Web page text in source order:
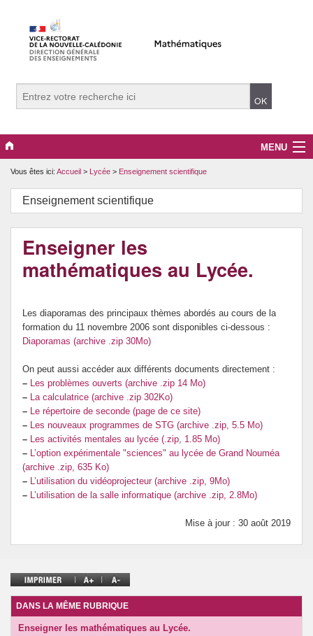
MENU
Evènements
Collège
Lycée
Vers le supérieur
Prévention de l’innumérisme
Se former
Vous êtes ici: Accueil > Lycée > Enseignement scientifique
Enseignement scientifique
Enseigner les
mathématiques au Lycée.
Les diaporamas des principaux thèmes abordés au cours de la
formation du 11 novembre 2006 sont disponibles ci-dessous :
Diaporamas (archive .zip 30Mo)
On peut aussi accéder aux différents documents directement :
– Les problèmes ouverts (archive .zip 14 Mo)
– La calculatrice (archive .zip 302Ko)
– Le répertoire de seconde (page de ce site)
– Les nouveaux programmes de STG (archive .zip, 5.5 Mo)
– Les activités mentales au lycée (.zip, 1.85 Mo)
– L’option expérimentale "sciences" au lycée de Grand Nouméa
(archive .zip, 635 Ko)
– L’utilisation du vidéoprojecteur (archive .zip, 9Mo)
– L’utilisation de la salle informatique (archive .zip, 2.8Mo)
Mise à jour : 30 août 2019
DANS LA MÊME RUBRIQUE
Enseigner les mathématiques au Lycée.